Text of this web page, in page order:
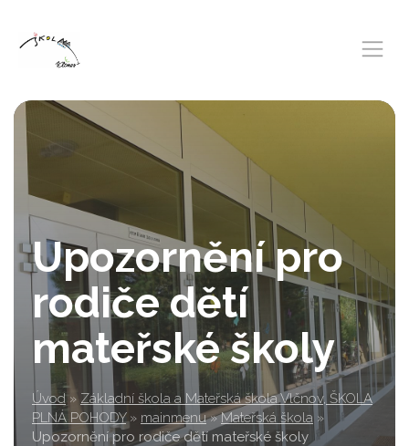
Upozornění pro
rodiče dětí
mateřské školy
Úvod » Základní škola a Mateřská škola Vlčnov, ŠKOLA
PLNÁ POHODY » mainmenu » Mateřská škola »
Upozornění pro rodiče dětí mateřské školy